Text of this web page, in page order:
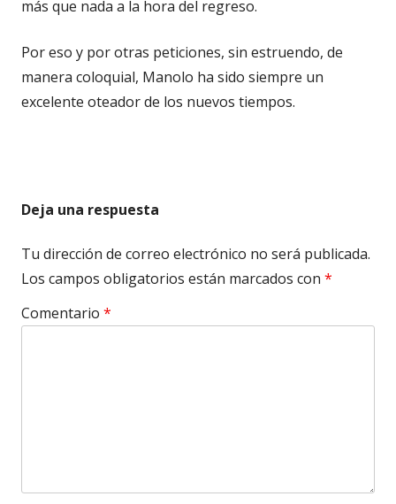
más que nada a la hora del regreso.
Por eso y por otras peticiones, sin estruendo, de
manera coloquial, Manolo ha sido siempre un
excelente oteador de los nuevos tiempos.
Deja una respuesta
Tu dirección de correo electrónico no será publicada.
Los campos obligatorios están marcados con *
Comentario *